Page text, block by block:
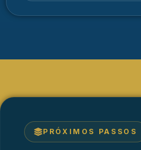
PRÓXIMOS PASSOS